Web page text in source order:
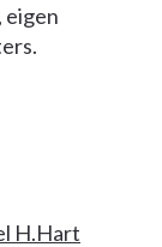
eigen
H.Hart